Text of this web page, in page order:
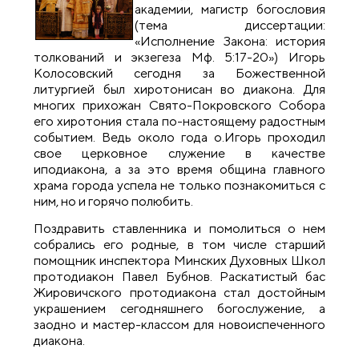
академии, магистр богословия
(тема диссертации:
«Исполнение Закона: история
толкований и экзегеза Мф. 5:17-20») Игорь
Колосовский сегодня за Божественной
литургией был хиротонисан во диакона. Для
многих прихожан Свято-Покровского Собора
его хиротония стала по-настоящему радостным
событием. Ведь около года о.Игорь проходил
свое церковное служение в качестве
иподиакона, а за это время община главного
храма города успела не только познакомиться с
ним, но и горячо полюбить.
Поздравить ставленника и помолиться о нем
собрались его родные, в том числе старший
помощник инспектора Минских Духовных Школ
протодиакон Павел Бубнов. Раскатистый бас
Жировичского протодиакона стал достойным
украшением сегодняшнего богослужение, а
заодно и мастер-классом для новоиспеченного
диакона.